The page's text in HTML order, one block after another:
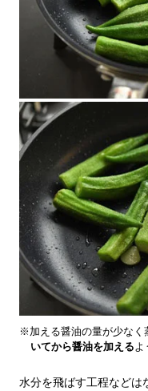
※加える醤油の量が少なく
いてから醤油を加える よ
水分を飛ばす工程などは